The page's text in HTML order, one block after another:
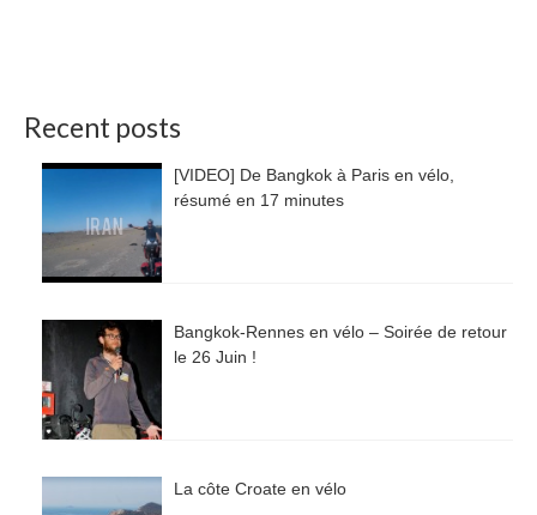
Recent posts
[VIDEO] De Bangkok à Paris en vélo,
résumé en 17 minutes
Bangkok-Rennes en vélo – Soirée de retour
le 26 Juin !
La côte Croate en vélo